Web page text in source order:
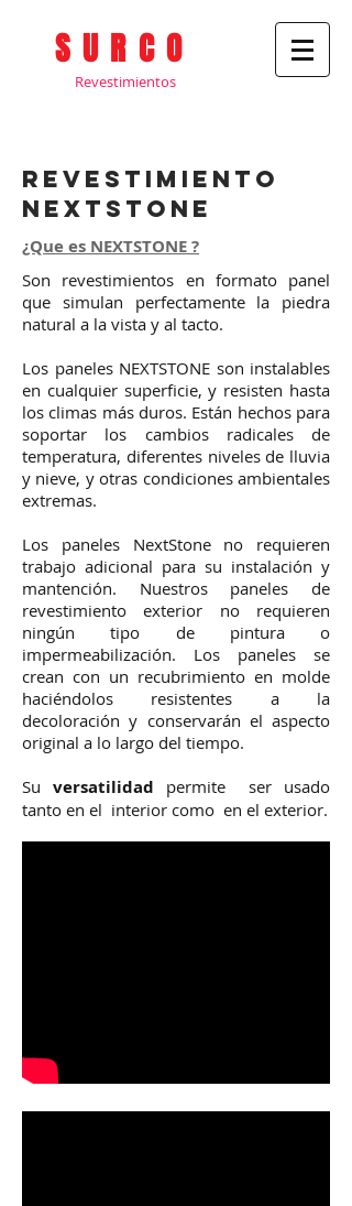
SURCO
Revestimientos
revestimiento
nextstone
¿Que es NEXTSTONE ?
| FALL/WINTER 2023
Son revestimientos en formato panel
que simulan perfectamente la piedra
natural a la vista y al tacto.
Los paneles NEXTSTONE son instalables
en cualquier superficie, y resisten hasta
los climas más duros. Están hechos para
soportar los cambios radicales de
temperatura, diferentes niveles de lluvia
y nieve, y otras condiciones ambientales
extremas.
Los paneles NextStone no requieren
trabajo adicional para su instalación y
mantención. Nuestros paneles de
revestimiento exterior no requieren
ningún tipo de pintura o
impermeabilización. Los paneles se
crean con un recubrimiento en molde
haciéndolos resistentes a la
decoloración y conservarán el aspecto
original a lo largo del tiempo.
Su versatilidad permite ser usado
tanto en el interior como en el exterior.